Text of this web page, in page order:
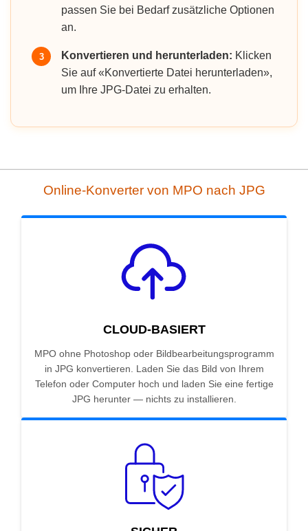
passen Sie bei Bedarf zusätzliche Optionen
an.
3 Konvertieren und herunterladen: Klicken
Sie auf «Konvertierte Datei herunterladen»,
um Ihre JPG-Datei zu erhalten.
Online-Konverter von MPO nach JPG
CLOUD-BASIERT
MPO ohne Photoshop oder Bildbearbeitungsprogramm
in JPG konvertieren. Laden Sie das Bild von Ihrem
Telefon oder Computer hoch und laden Sie eine fertige
JPG herunter — nichts zu installieren.